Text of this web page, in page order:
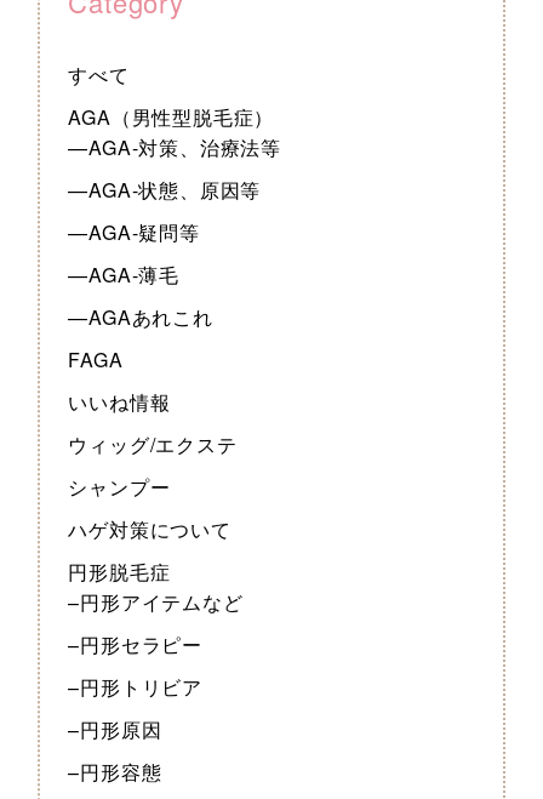
すべて
AGA（男性型脱毛症）
—AGA-対策、治療法等
—AGA-状態、原因等
—AGA-疑問等
—AGA-薄毛
—AGAあれこれ
FAGA
いいね情報
ウィッグ/エクステ
シャンプー
ハゲ対策について
円形脱毛症
–円形アイテムなど
–円形セラピー
–円形トリビア
–円形原因
–円形容態